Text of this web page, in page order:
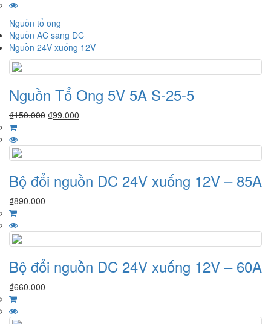
Nguồn tổ ong
Nguồn AC sang DC
Nguồn 24V xuống 12V
Nguồn Tổ Ong 5V 5A S-25-5
₫150.000 ₫99.000
Bộ đổi nguồn DC 24V xuống 12V – 85A
₫890.000
Bộ đổi nguồn DC 24V xuống 12V – 60A
₫660.000